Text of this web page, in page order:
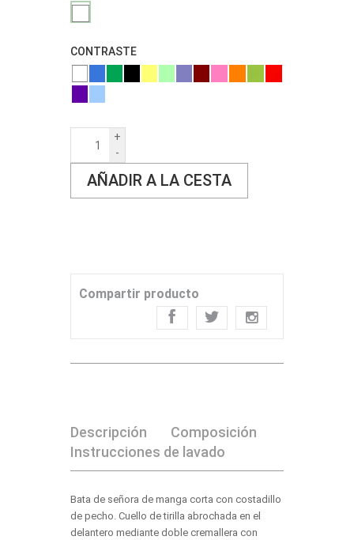
CONTRASTE
+
-
AÑADIR A LA CESTA
Compartir producto
Descripción
Composición
Instrucciones de lavado
Bata de señora de manga corta con costadillo
de pecho. Cuello de tirilla abrochada en el
delantero mediante doble cremallera con